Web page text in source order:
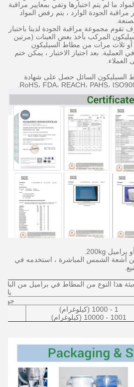
ما لم يتم اختبارها وتفي بمعايير مراقبة
مراقبة الجودة الوارد ، يتم رفض المواد
تقوم مجموعة مراقبة الجودة لدينا باختبار
المركب بأخذ بعض العينات (مرتين
ثلاث مرات من مطاط السيليكون
العملية. بعد اجتياز الاختبار ، يمكن ختم
العملاء.
السيليكون السائل حصل على شهادة
أشعة الشمس المباشرة ، استخدمه في
1 - 1000 (كيلوغرام)
1001 - 10000 (كيلوغرام)